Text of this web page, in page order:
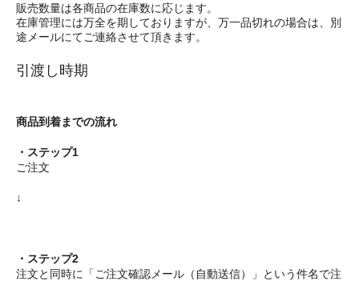
販売数量は各商品の在庫数に応じます。
在庫管理には万全を期しておりますが、万一品切れの場合は、別
途メールにてご連絡させて頂きます。
引渡し時期
商品到着までの流れ
・ステップ1
ご注文
↓
・ステップ2
注文と同時に「ご注文確認メール（自動送信）」という件名で注